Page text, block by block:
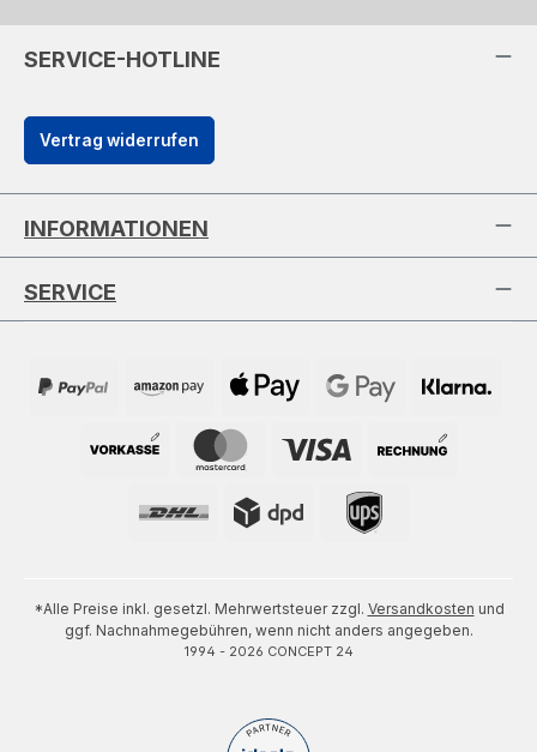
SERVICE-HOTLINE
Vertrag widerrufen
INFORMATIONEN
SERVICE
*Alle Preise inkl. gesetzl. Mehrwertsteuer zzgl. Versandkosten und
ggf. Nachnahmegebühren, wenn nicht anders angegeben.
1994 - 2026 CONCEPT 24